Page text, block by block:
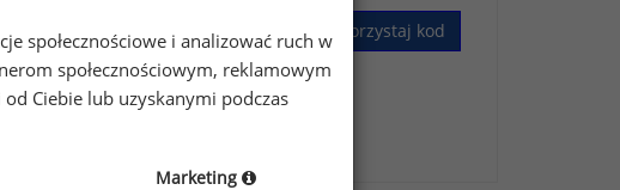
Wykorzystaj kod
Badaniu Wynagrodzeń
społecznościowe i analizować ruch w
społecznościowym, reklamowym
Ciebie lub uzyskanymi podczas
Marketing